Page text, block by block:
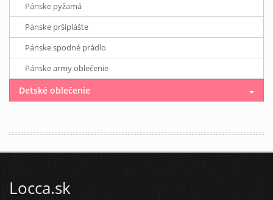
Pánske pyžamá
Pánske pršiplášte
Pánske spodné prádlo
Pánske army oblečenie
Detské oblečenie
Locca.sk